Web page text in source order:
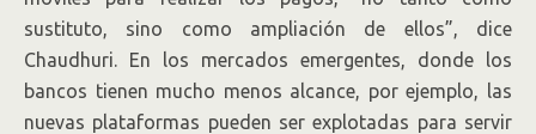
sustituto, sino como ampliación de ellos”, dice
Chaudhuri. En los mercados emergentes, donde los
bancos tienen mucho menos alcance, por ejemplo, las
nuevas plataformas pueden ser explotadas para servir